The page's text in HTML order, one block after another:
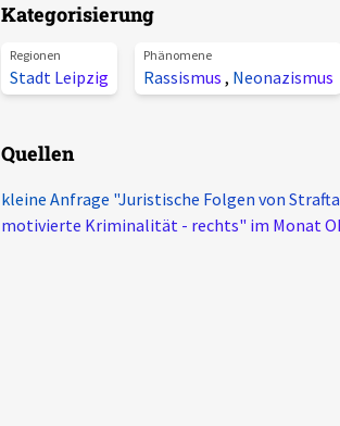
Kategorisierung
Regionen
Stadt Leipzig
Phänomene
Rassismus , Neonazismus
Quellen
kleine Anfrage "Juristische Folgen von
motivierte Kriminalität - rechts" im Monat